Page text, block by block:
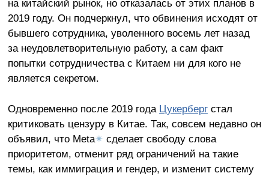
на китайский рынок, но отказалась от этих планов в
2019 году. Он подчеркнул, что обвинения исходят от
бывшего сотрудника, уволенного восемь лет назад
за неудовлетворительную работу, а сам факт
попытки сотрудничества с Китаем ни для кого не
является секретом.
Одновременно после 2019 года Цукербергстал
критиковать цензуру в Китае. Так, совсем недавно он
объявил, что Meta✴ сделает свободу слова
приоритетом, отменит ряд ограничений на такие
темы, как иммиграция и гендер, и изменит систему